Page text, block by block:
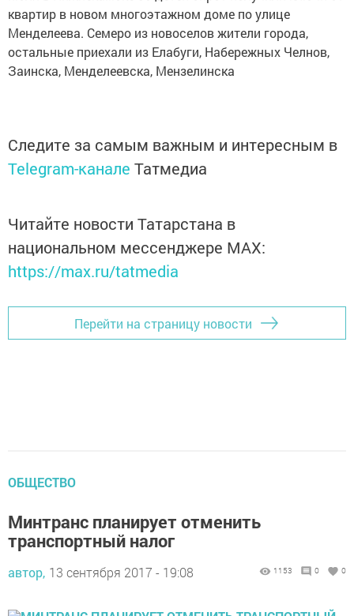
квартир в новом многоэтажном доме по улице
Менделеева. Семеро из новоселов жители города,
остальные приехали из Елабуги, Набережных Челнов,
Заинска, Менделеевска, Мензелинска
Следите за самым важным и интересным в
Telegram-канале Татмедиа
Читайте новости Татарстана в
национальном мессенджере MАХ:
https://max.ru/tatmedia
Перейти на страницу новости
ОБЩЕСТВО
Минтранс планирует отменить
транспортный налог
автор, 13 сентября 2017 - 19:08 1153 0 0